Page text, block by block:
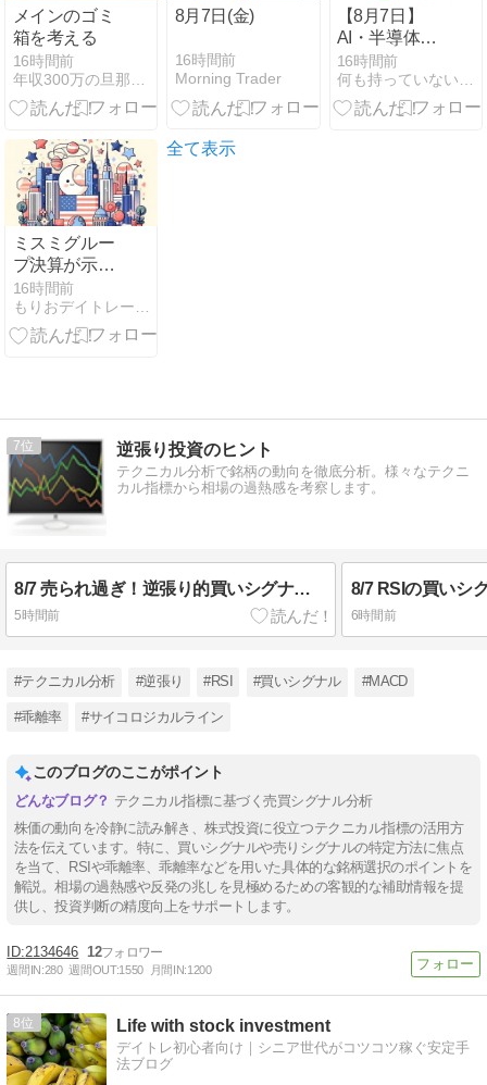
メインのゴミ
箱を考える
16時間前
8月7日(金)
16時間前
Morning Trader
【8月7日】
AI・半導体は
下げ止まる？
今日の日本株
で確認したい
16時間前
ミスミグルー
プ決算が示す
AI投資の波及
効果とFA部品
株の見方
16時間前
全て表示
7 逆張り投資のヒント
テクニカル分析で銘柄の動向を徹底分析。様々なテクニ
カル指標から相場の過熱感を考察します。
8/7 売られ過ぎ！逆張り的買いシグナル多数の銘柄
5時間前
8/7 RSIの買いシ
6時間前
#テクニカル分析 #逆張り #RSI #買いシグナル #MACD
#乖離率 #サイコロジカルライン
このブログのここがポイント
テクニカル指標に基づく売買シグナル分析
株価の動向を冷静に読み解き、株式投資に役立つテクニカル指標の活用方
法を伝えています。特に、買いシグナルや売りシグナルの特定方法に焦点
を当て、RSIや乖離率、乖離率などを用いた具体的な銘柄選択のポイントを
解説。相場の過熱感や反発の兆しを見極めるための客観的な補助情報を提
供し、投資判断の精度向上をサポートします。
2134646 12
週間IN:280 週間OUT:1550 月間IN:1200
8 Life with stock investment
デイトレ初心者向け｜シニア世代がコツコツ稼ぐ安定手
法ブログ